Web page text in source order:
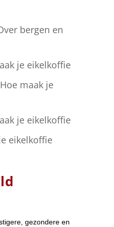
bergen en
je eikelkoffie
Hoe maak je
je eikelkoffie
eikelkoffie
gezondere en